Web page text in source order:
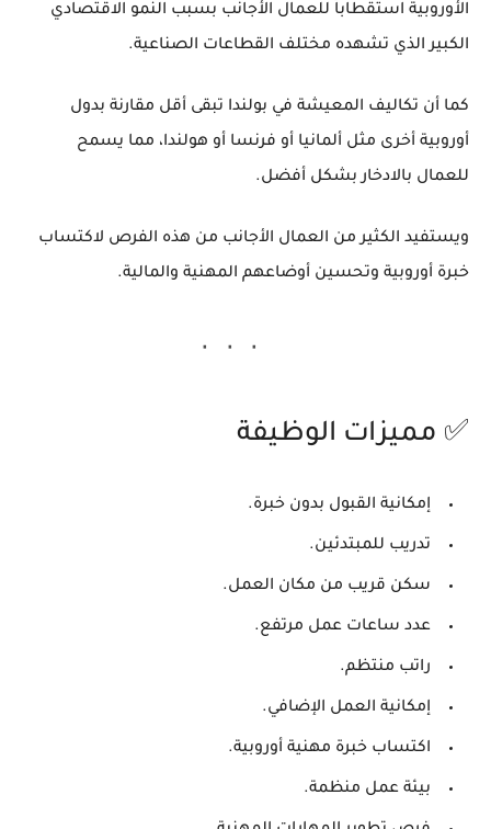
الأوروبية استقطاباً للعمال الأجانب بسبب النمو الاقتصادي
الكبير الذي تشهده مختلف القطاعات الصناعية.
كما أن تكاليف المعيشة في بولندا تبقى أقل مقارنة بدول
أوروبية أخرى مثل ألمانيا أو فرنسا أو هولندا، مما يسمح
للعمال بالادخار بشكل أفضل.
ويستفيد الكثير من العمال الأجانب من هذه الفرص لاكتساب
خبرة أوروبية وتحسين أوضاعهم المهنية والمالية.
✅ مميزات الوظيفة
إمكانية القبول بدون خبرة.
تدريب للمبتدئين.
سكن قريب من مكان العمل.
عدد ساعات عمل مرتفع.
راتب منتظم.
إمكانية العمل الإضافي.
اكتساب خبرة مهنية أوروبية.
بيئة عمل منظمة.